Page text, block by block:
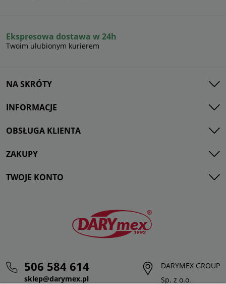
Ekspresowa dostawa w 24h
Twoim ulubionym kurierem
NA SKRÓTY
INFORMACJE
OBSŁUGA KLIENTA
ZAKUPY
TWOJE KONTO
506 584 614
sklep@darymex.pl
DARYMEX GROUP
Sp. z o.o.